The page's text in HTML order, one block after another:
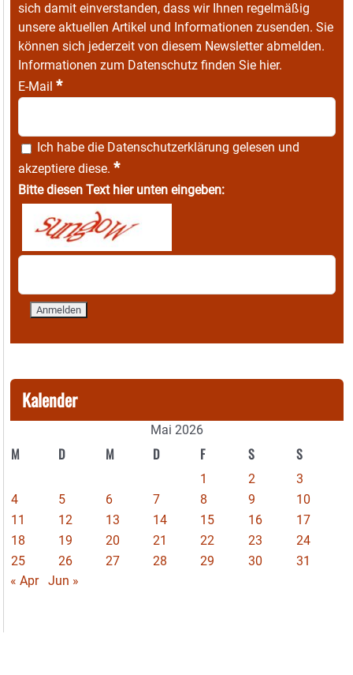
sich damit einverstanden, dass wir Ihnen regelmäßig
unsere aktuellen Artikel und Informationen zusenden. Sie
können sich jederzeit von diesem Newsletter abmelden.
Informationen zum Datenschutz finden Sie hier.
E-Mail *
Ich habe die Datenschutzerklärung gelesen und
akzeptiere diese. *
Bitte diesen Text hier unten eingeben:
Kalender
Mai 2026
M D M D F S S
1 2
3
4
5 6 7 8 9
10
11
12 13 14 15 16
17
18
19 20 21 22 23
24
25
26 27 28 29 30
31
« Apr
Jun »